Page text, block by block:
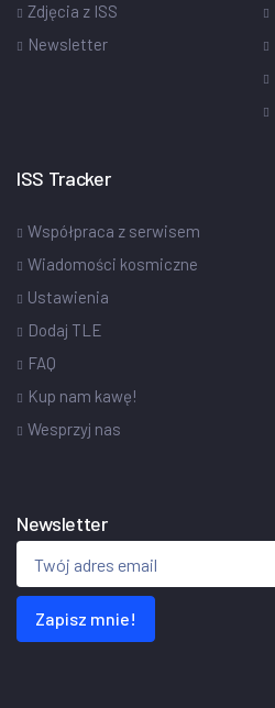
Zdjęcia z ISS
Newsletter
ISS Tracker
Współpraca z serwisem
Wiadomości kosmiczne
Ustawienia
Dodaj TLE
FAQ
Kup nam kawę!
Wesprzyj nas
Newsletter
Zapisz mnie!